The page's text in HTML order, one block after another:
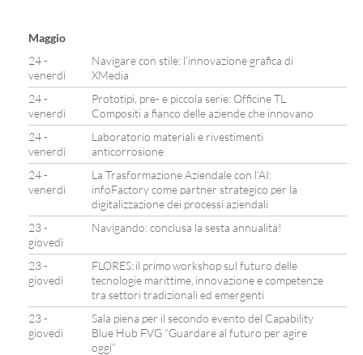
Maggio
24 -
venerdì
Navigare con stile: l’innovazione grafica di
XMedia
24 -
venerdì
Prototipi, pre- e piccola serie: Officine TL
Compositi a fianco delle aziende che innovano
24 -
venerdì
Laboratorio materiali e rivestimenti
anticorrosione
24 -
venerdì
La Trasformazione Aziendale con l’AI:
infoFactory come partner strategico per la
digitalizzazione dei processi aziendali
23 -
giovedì
Navigando: conclusa la sesta annualità!
23 -
giovedì
FLORES: il primo workshop sul futuro delle
tecnologie marittime, innovazione e competenze
tra settori tradizionali ed emergenti
23 -
giovedì
Sala piena per il secondo evento del Capability
Blue Hub FVG “Guardare al futuro per agire
oggi”